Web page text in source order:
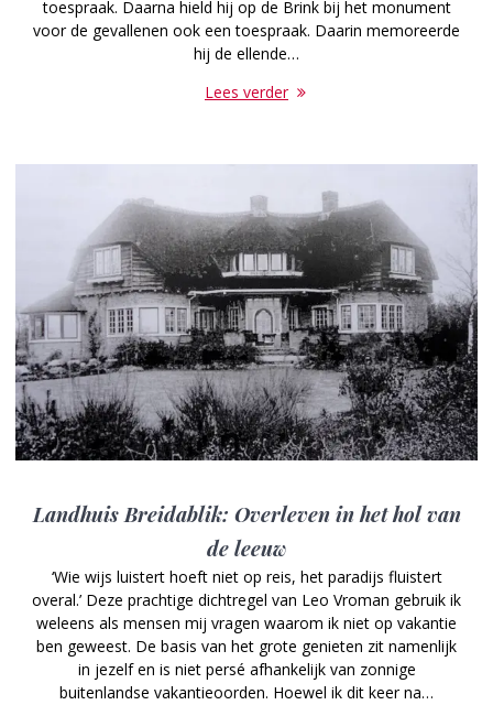
toespraak. Daarna hield hij op de Brink bij het monument
voor de gevallenen ook een toespraak. Daarin memoreerde
hij de ellende…
Lees verder
Landhuis Breidablik: Overleven in het hol van
de leeuw
‘Wie wijs luistert hoeft niet op reis, het paradijs fluistert
overal.’ Deze prachtige dichtregel van Leo Vroman gebruik ik
weleens als mensen mij vragen waarom ik niet op vakantie
ben geweest. De basis van het grote genieten zit namenlijk
in jezelf en is niet persé afhankelijk van zonnige
buitenlandse vakantieoorden. Hoewel ik dit keer na…